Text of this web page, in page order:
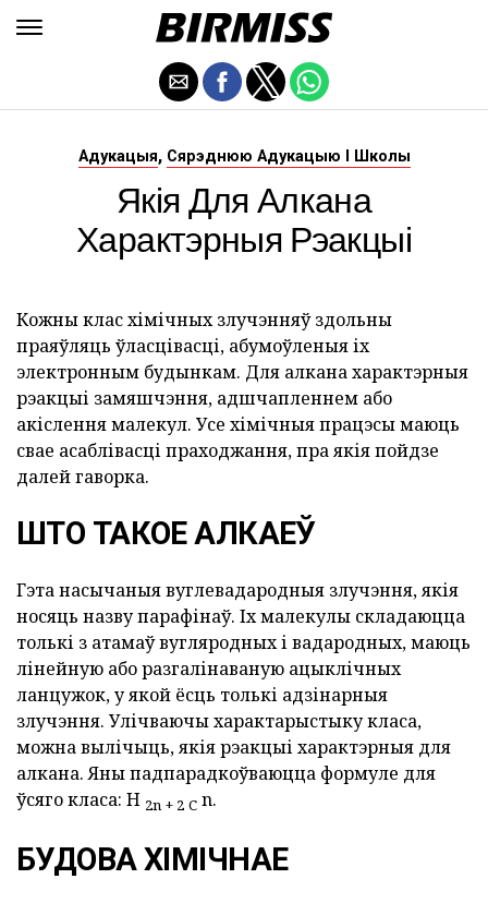
Адукацыя, Сярэднюю Адукацыю І Школы
Якія Для Алкана
Характэрныя Рэакцыі
Кожны клас хімічных злучэнняў здольны
праяўляць ўласцівасці, абумоўленыя іх
электронным будынкам. Для алкана характэрныя
рэакцыі замяшчэння, адшчапленнем або
акіслення малекул. Усе хімічныя працэсы маюць
свае асаблівасці праходжання, пра якія пойдзе
далей гаворка.
ШТО ТАКОЕ АЛКАЕЎ
Гэта насычаныя вуглевадародныя злучэння, якія
носяць назву парафінаў. Іх малекулы складаюцца
толькі з атамаў вугляродных і вадародных, маюць
лінейную або разгалінаваную ацыклічных
ланцужок, у якой ёсць толькі адзінарныя
злучэння. Улічваючы характарыстыку класа,
можна вылічыць, якія рэакцыі характэрныя для
алкана. Яны падпарадкоўваюцца формуле для
ўсяго класа: H 2n + 2 C n.
БУДОВА ХІМІЧНАЕ